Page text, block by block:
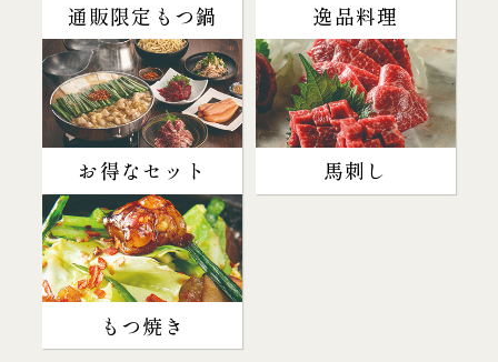
通販限定もつ鍋 逸品料理
お得なセット 馬刺し
もつ焼き